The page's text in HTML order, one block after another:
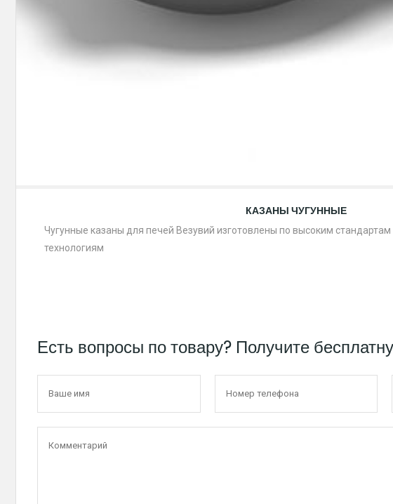
КАЗАНЫ ЧУГУННЫЕ
Чугунные казаны для печей Везувий изготовлены по высоким
технологиям
Есть вопросы по товару? Получите